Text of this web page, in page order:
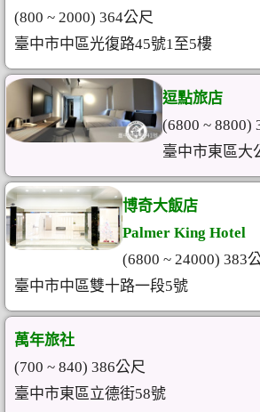
(800 ~ 2000) 364公尺
臺中市中區光復路45號1至5樓
逗點旅店
(6800 ~ 8800)
臺中市東區大
博奇大飯店
Palmer King Hotel
(6800 ~ 24000) 383
臺中市中區雙十路一段5號
萬年旅社
(700 ~ 840) 386公尺
臺中市東區立德街58號